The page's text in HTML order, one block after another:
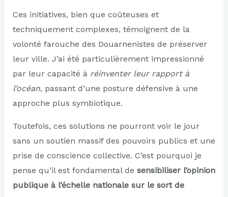
Ces initiatives, bien que coûteuses et
techniquement complexes, témoignent de la
volonté farouche des Douarnenistes de préserver
leur ville. J’ai été particulièrement impressionné
par leur capacité à réinventer leur rapport à
l’océan, passant d’une posture défensive à une
approche plus symbiotique.
Toutefois, ces solutions ne pourront voir le jour
sans un soutien massif des pouvoirs publics et une
prise de conscience collective. C’est pourquoi je
pense qu’il est fondamental de sensibiliser l’opinion
publique à l’échelle nationale sur le sort de